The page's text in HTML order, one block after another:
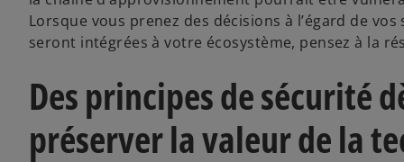
Lorsque vous prenez des décisions à l’égard de
seront intégrées à votre écosystème, pensez à la
Des principes de sécurité
préserver la valeur de la